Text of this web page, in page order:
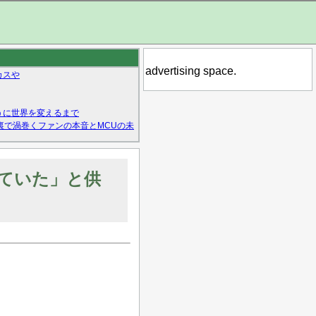
スや
世界を変えるまで
で渦巻くファンの本音とMCUの未
いた」と供
advertising space.